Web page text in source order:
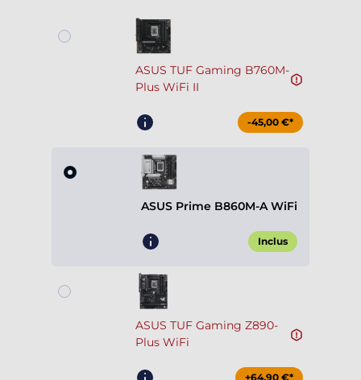
ASUS TUF Gaming B760M-
Plus WiFi II
-45,00 €*
ASUS Prime B860M-A WiFi
Inclus
ASUS TUF Gaming Z890-
Plus WiFi
+64,90 €*